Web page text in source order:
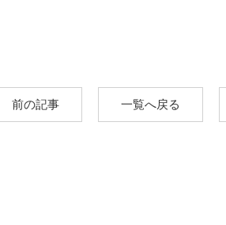
前の記事 一覧へ戻る